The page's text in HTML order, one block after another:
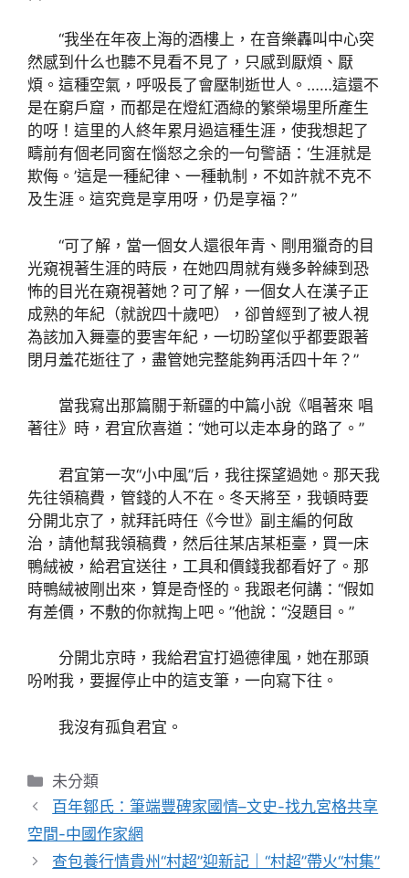
“我坐在年夜上海的酒樓上，在音樂轟叫中心突
然感到什么也聽不見看不見了，只感到厭煩、厭
煩。這種空氣，呼吸長了會壓制逝世人。……這還不
是在窮戶窟，而都是在燈紅酒綠的繁榮場里所產生
的呀！這里的人終年累月過這種生涯，使我想起了
疇前有個老同窗在惱怒之余的一句警語：‘生涯就是
欺侮。’這是一種紀律、一種軌制，不如許就不克不
及生涯。這究竟是享用呀，仍是享福？”
“可了解，當一個女人還很年青、剛用獵奇的目
光窺視著生涯的時辰，在她四周就有幾多幹練到恐
怖的目光在窺視著她？可了解，一個女人在漢子正
成熟的年紀（就說四十歲吧），卻曾經到了被人視
為該加入舞臺的要害年紀，一切盼望似乎都要跟著
閉月羞花逝往了，盡管她完整能夠再活四十年？”
當我寫出那篇關于新疆的中篇小說《唱著來 唱
著往》時，君宜欣喜道：“她可以走本身的路了。”
君宜第一次“小中風”后，我往探望過她。那天我
先往領稿費，管錢的人不在。冬天將至，我頓時要
分開北京了，就拜託時任《今世》副主編的何啟
治，請他幫我領稿費，然后往某店某柜臺，買一床
鴨絨被，給君宜送往，工具和價錢我都看好了。那
時鴨絨被剛出來，算是奇怪的。我跟老何講：“假如
有差價，不敷的你就掏上吧。”他說：“沒題目。”
分開北京時，我給君宜打過德律風，她在那頭
吩咐我，要握停止中的這支筆，一向寫下往。
我沒有孤負君宜。
分
類
未分類
百年鄒氏：筆端豐碑家國情–文史-找九宮格共享
空間-中國作家網
查包養行情貴州“村超”迎新記｜“村超”帶火“村集”